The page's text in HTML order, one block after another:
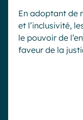
En adoptant de
et l’inclusivité,
le pouvoir de
faveur de la